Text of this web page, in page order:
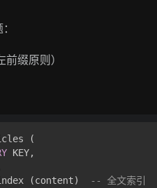
缀原则）
(
KEY,
(content)
-- 全文索引